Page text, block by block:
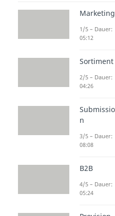
gekauft
der Fall
800.000
niemand
leisten
Marketing
1/5 – Dauer:
05:12
Sortiment
2/5 – Dauer:
04:26
Submissio
n
3/5 – Dauer:
08:08
B2B
4/5 – Dauer:
05:24